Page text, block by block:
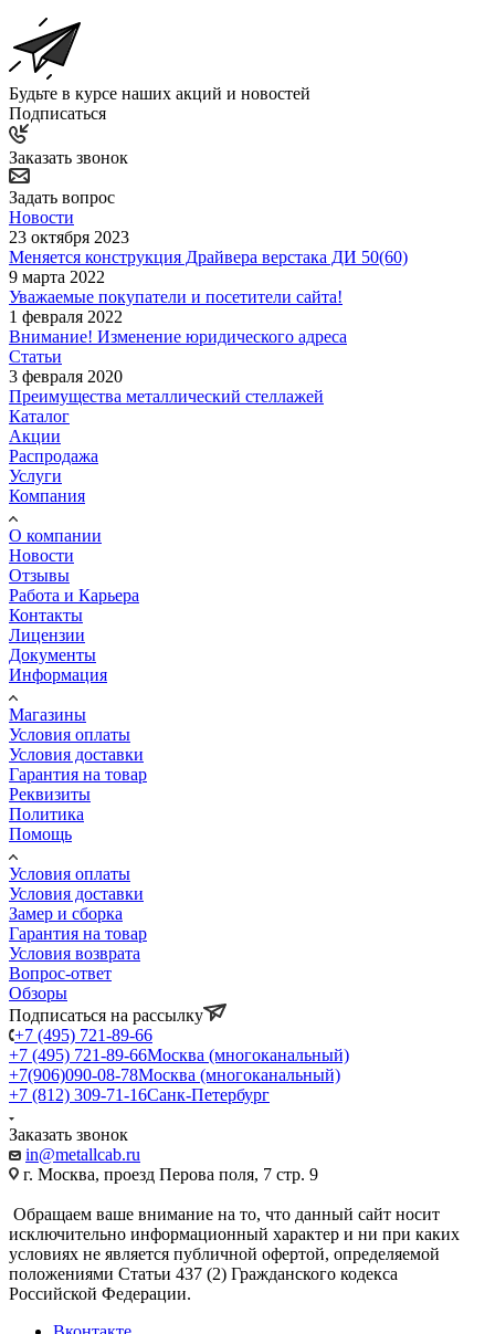
Будьте в курсе наших акций и новостей
Подписаться
Заказать звонок
Задать вопрос
Новости
23 октября 2023
Меняется конструкция Драйвера верстака ДИ 50(60)
9 марта 2022
Уважаемые покупатели и посетители сайта!
1 февраля 2022
Внимание! Изменение юридического адреса
Статьи
3 февраля 2020
Преимущества металлический стеллажей
Каталог
Акции
Распродажа
Услуги
Компания
О компании
Новости
Отзывы
Работа и Карьера
Контакты
Лицензии
Документы
Информация
Магазины
Условия оплаты
Условия доставки
Гарантия на товар
Реквизиты
Политика
Помощь
Условия оплаты
Условия доставки
Замер и сборка
Гарантия на товар
Условия возврата
Вопрос-ответ
Обзоры
Подписаться на рассылку
+7 (495) 721-89-66
+7 (495) 721-89-66Москва (многоканальный)
+7(906)090-08-78Москва (многоканальный)
+7 (812) 309-71-16Санк-Петербург
Заказать звонок
in@metallcab.ru
г. Москва, проезд Перова поля, 7 стр. 9
Обращаем ваше внимание на то, что данный сайт носит
исключительно информационный характер и ни при каких
условиях не является публичной офертой, определяемой
положениями Статьи 437 (2) Гражданского кодекса
Российской Федерации.